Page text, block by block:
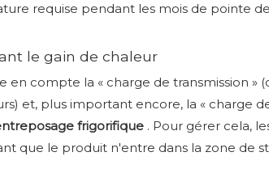
requise pendant les mois de pointe
le gain de chaleur
en compte la « charge de transmission
et, plus important encore, la « charge
frigorifique . Pour gérer cela,
que le produit n'entre dans la zone